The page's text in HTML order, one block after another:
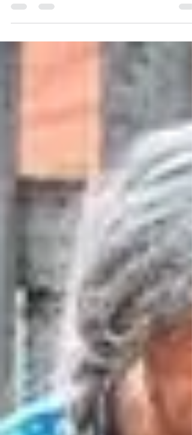
DEBATT En felöversättning av EU:s
vattendirektiv har lett till utrivning av
svenska vattenkraftverk, skriver Magnus
Edvinsson. Undantag från miljökrav kan
needs” vilket i Sverige översattes till
argument som kulturmiljö, lokal
energiförsörjning, sociala
landsbygdsutveckling, rekreation och
lokala arbetstillfällen, skriver han. Läs